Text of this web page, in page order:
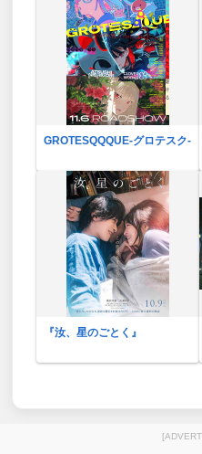
GROTESQQQUE-グロテスク-
『汝、星のごとく』